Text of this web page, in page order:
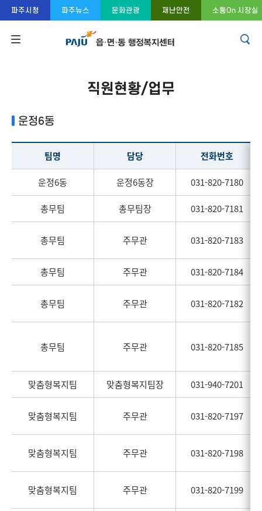
콘텐츠 바로가기
주메뉴 바로가기
푸터 바로가기
파주시청 파주뉴스 문화관광 재난안전 소통On 시장실
직원현황/업무
운정6동
팀명 담당 전화번호
운정6동 운정6동장 031-820-7180
총무팀 총무팀장 031-820-7181
총무팀 주무관 031-820-7183
총무팀 주무관 031-820-7184
총무팀 주무관 031-820-7182
총무팀 주무관 031-820-7185
맞춤형복지팀 맞춤형복지팀장 031-940-7201
맞춤형복지팀 주무관 031-820-7197
맞춤형복지팀 주무관 031-820-7198
맞춤형복지팀 주무관 031-820-7199